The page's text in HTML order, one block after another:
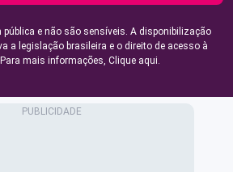
e não são sensíveis. A disponibilização
a legislação brasileira e o direito de acesso à
mais informações, Clique aqui.